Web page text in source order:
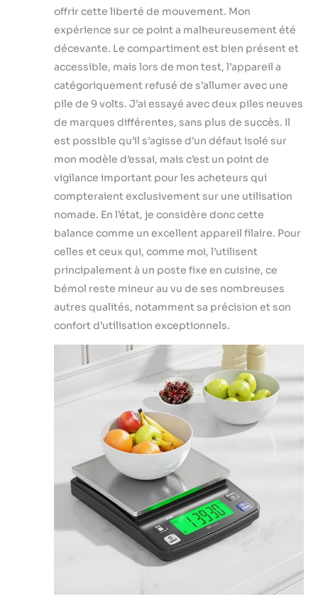
offrir cette liberté de mouvement. Mon
expérience sur ce point a malheureusement été
décevante. Le compartiment est bien présent et
accessible, mais lors de mon test, l’appareil a
catégoriquement refusé de s’allumer avec une
pile de 9 volts. J’ai essayé avec deux piles neuves
de marques différentes, sans plus de succès. Il
est possible qu’il s’agisse d’un défaut isolé sur
mon modèle d’essai, mais c’est un point de
vigilance important pour les acheteurs qui
compteraient exclusivement sur une utilisation
nomade. En l’état, je considère donc cette
balance comme un excellent appareil filaire. Pour
celles et ceux qui, comme moi, l’utilisent
principalement à un poste fixe en cuisine, ce
bémol reste mineur au vu de ses nombreuses
autres qualités, notamment sa précision et son
confort d’utilisation exceptionnels.